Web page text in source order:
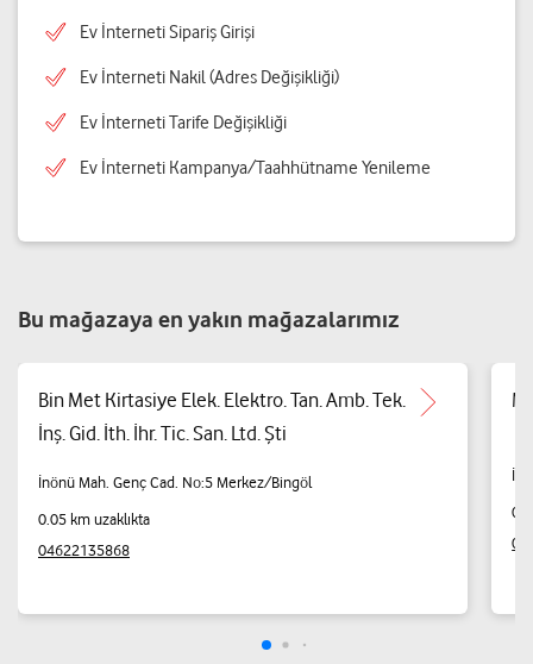
Ev İnterneti Sipariş Girişi
Ev İnterneti Nakil (Adres Değişikliği)
Ev İnterneti Tarife Değişikliği
Ev İnterneti Kampanya/Taahhütname Yenileme
Bu mağazaya en yakın mağazalarımız
Bin Met Kirtasiye Elek. Elektro. Tan. Amb. Tek.
İnş. Gid. İth. İhr. Tic. San. Ltd. Şti
İnönü Mah. Genç Cad. No:5 Merkez/Bingöl
0.05 km uzaklıkta
04622135868